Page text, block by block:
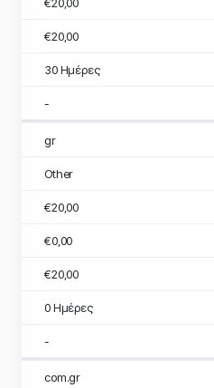
€20,00
30 Ημέρες
-
gr
Other
€20,00
€0,00
€20,00
0 Ημέρες
-
com.gr